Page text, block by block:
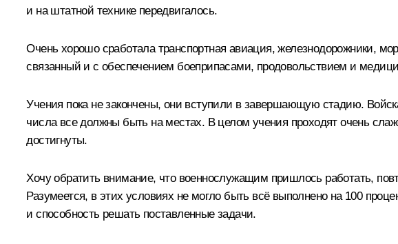
и на штатной технике передвигалось.
Очень хорошо сработала транспортная авиация, железнодорожники,
связанный и с обеспечением боеприпасами, продовольствием и
Учения пока не закончены, они вступили в завершающую стадию.
числа все должны быть на местах. В целом учения проходят очень
достигнуты.
Хочу обратить внимание, что военнослужащим пришлось работать,
Разумеется, в этих условиях не могло быть всё выполнено на 100
и способность решать поставленные задачи.